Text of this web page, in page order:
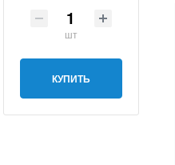
шт
КУПИТЬ